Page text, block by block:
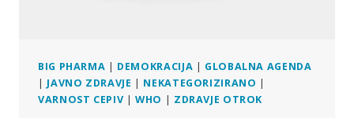
BIG PHARMA | DEMOKRACIJA | GLOBALNA AGENDA
| JAVNO ZDRAVJE | NEKATEGORIZIRANO |
VARNOST CEPIV |WHO | ZDRAVJE OTROK